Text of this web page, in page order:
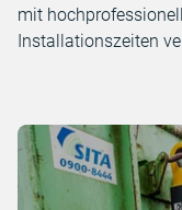
mit
Installationszeiten